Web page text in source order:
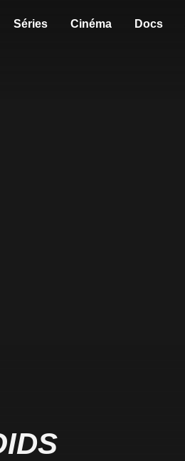
Séries Cinéma Docs